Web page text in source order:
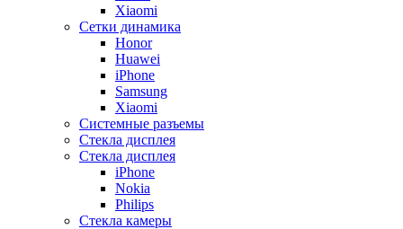
Xiaomi
Сетки динамика
Honor
Huawei
iPhone
Samsung
Xiaomi
Системные разъемы
Стекла дисплея
Стекла дисплея
iPhone
Nokia
Philips
Стекла камеры